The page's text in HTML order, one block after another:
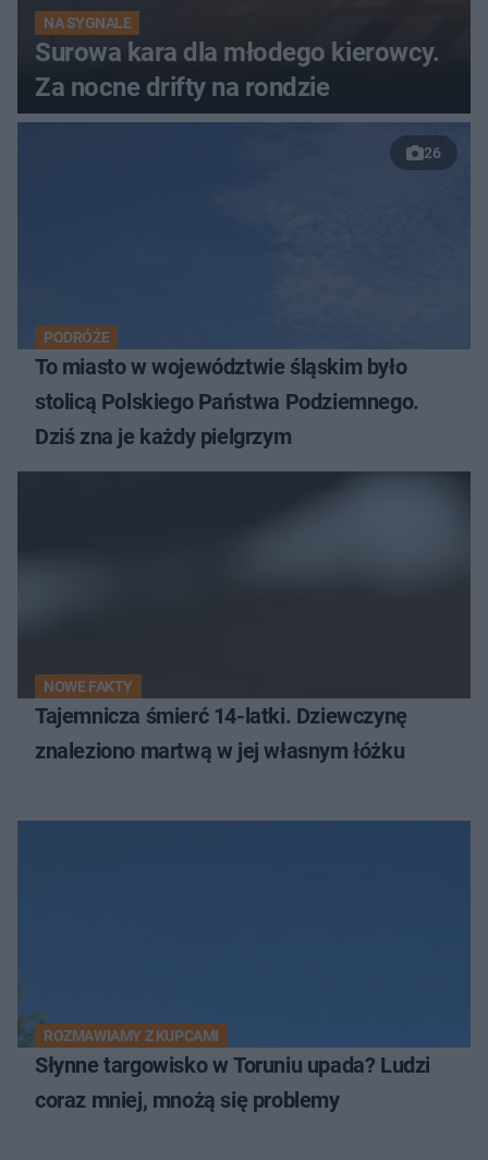
NA SYGNALE
Surowa kara dla młodego kierowcy.
Za nocne drifty na rondzie
26
PODRÓŻE
To miasto w województwie śląskim było
stolicą Polskiego Państwa Podziemnego.
Dziś zna je każdy pielgrzym
NOWE FAKTY
Tajemnicza śmierć 14-latki. Dziewczynę
znaleziono martwą w jej własnym łóżku
ROZMAWIAMY Z KUPCAMI
Słynne targowisko w Toruniu upada? Ludzi
coraz mniej, mnożą się problemy